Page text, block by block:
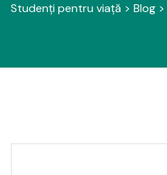
Studenți pentru viață > Blog >